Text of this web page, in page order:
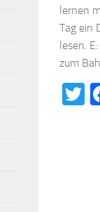
lernen
Tag ein
lesen.
zum